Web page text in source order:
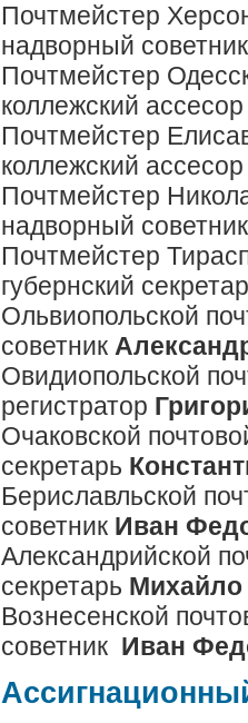
Почтмейстер
надворный
Почтмейстер
коллежский
Почтмейстер
коллежский
Почтмейстер
надворный советник
Почтмейстер
губернский
Ольвиопольской
советник
Овидиопольской
регистратор
Очаковской
секретарь
Бериславльской
советникИван
Александрийской
секретарь Михайло
Вознесенской
советник Иван